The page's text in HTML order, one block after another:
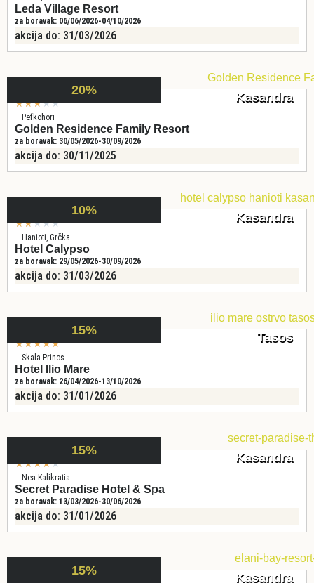
Leda Village Resort
za boravak: 06/06/2026-04/10/2026
akcija do: 31/03/2026
20% Kasandra
★★★★★
Pefkohori
Golden Residence Family Resort
za boravak: 30/05/2026-30/09/2026
akcija do: 30/11/2025
10% Kasandra
★★★★★
Hanioti, Grčka
Hotel Calypso
za boravak: 29/05/2026-30/09/2026
akcija do: 31/03/2026
15% Tasos
★★★★★
Skala Prinos
Hotel Ilio Mare
za boravak: 26/04/2026-13/10/2026
akcija do: 31/01/2026
15% Kasandra
★★★★★
Nea Kalikratia
Secret Paradise Hotel & Spa
za boravak: 13/03/2026-30/06/2026
akcija do: 31/01/2026
15% Kasandra